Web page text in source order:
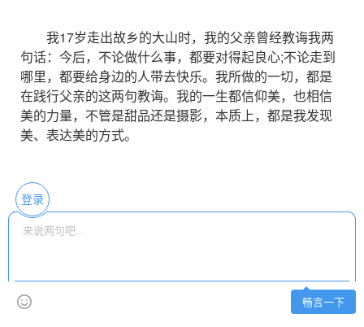
我17岁走出故乡的大山时，我的父亲曾经教诲我两
句话：今后，不论做什么事，都要对得起良心;不论走到
哪里，都要给身边的人带去快乐。我所做的一切，都是
在践行父亲的这两句教诲。我的一生都信仰美，也相信
美的力量，不管是甜品还是摄影，本质上，都是我发现
美、表达美的方式。
登录
畅言一下